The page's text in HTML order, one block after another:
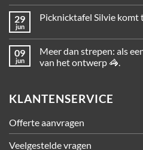
29
jun
Picknicktafel Silvie komt
09
jun
Meer dan strepen: als
van het ontwerp 🦓.
KLANTENSERVICE
Offerte aanvragen
Veelgestelde vragen